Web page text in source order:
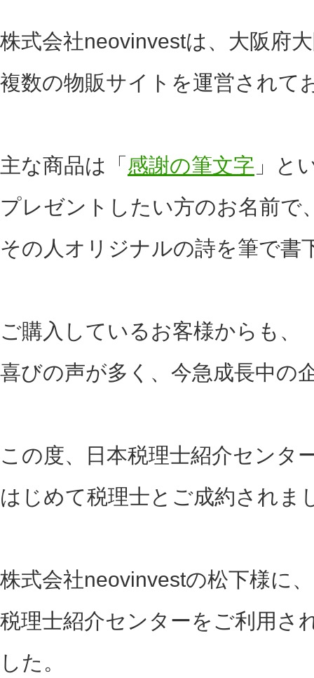
株式会社neovinvestは、大阪府
複数の物販サイトを運営されて
主な商品は「 感謝の筆文字 」と
プレゼントしたい方のお名前で
その人オリジナルの詩を筆で書
ご購入しているお客様からも、
喜びの声が多く、今急成長中の
この度、日本税理士紹介センタ
はじめて税理士とご成約されま
株式会社neovinvestの松下様に、
税理士紹介センターをご利用さ
した。